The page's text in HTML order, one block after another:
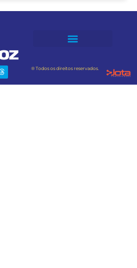
® Todos os direitos reservados.